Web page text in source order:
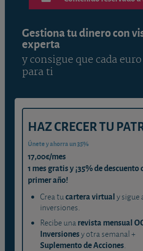
Gestiona tu dinero con
experta
y consigue que cada
para ti
HAZ CRECER TU
Únete y ahorra un 35%
17,00€/mes
1 mes gratis y ¡35% de
primer año!
Crea tucartera virtualy sigue
inversiones.
Recibe unarevista mensual
Inversionesy otra semanal +
Suplemento de Acciones.